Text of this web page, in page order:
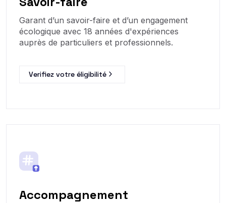
Garant d’un savoir-faire et d’un engagement
écologique avec 18 années d'expériences
auprès de particuliers et professionnels.
Verifiez votre éligibilité
Accompagnement